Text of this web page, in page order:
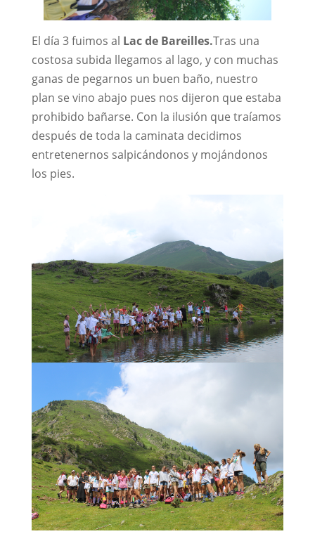
El día 3 fuimos al Lac de Bareilles.Tras una
costosa subida llegamos al lago, y con muchas
ganas de pegarnos un buen baño, nuestro
plan se vino abajo pues nos dijeron que estaba
prohibido bañarse. Con la ilusión que traíamos
después de toda la caminata decidimos
entretenernos salpicándonos y mojándonos
los pies.